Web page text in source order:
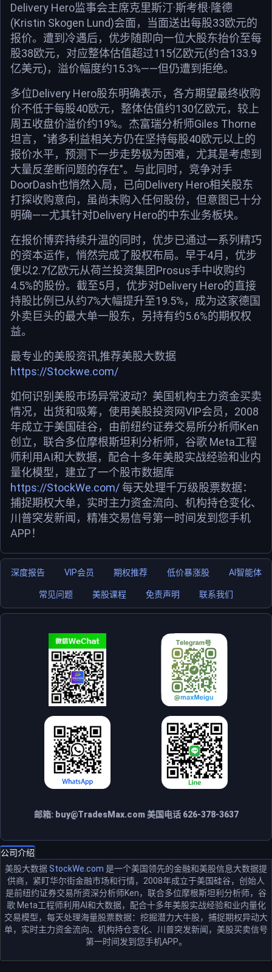
Delivery Hero监事会主席克里斯汀·斯考根·隆德
(Kristin Skogen Lund)会面，当面送出每股33欧元的
报价。遭到冷遇后，优步随即向一位大股东抬价至每
股38欧元，对应整体估值超过115亿欧元(约合133.9
亿美元)，溢价幅度约15.3%——但仍遭到拒绝。
多位Delivery Hero股东明确表示，各方期望最终收购
价不低于每股40欧元，整体估值约130亿欧元，较上
周五收盘价溢价约19%。杰富瑞分析师Giles Thorne
坦言，"诸多利益相关方仍在坚持每股40欧元以上的
报价水平，预测下一步走势极为困难，尤其是考虑到
大量反垄断问题的存在"。与此同时，竞争对手
DoorDash也悄然入局，已向Delivery Hero相关股东
打探收购意向，虽尚未购入任何股份，但意图已十分
明确——尤其针对Delivery Hero的中东业务板块。
在报价博弈持续升温的同时，优步已通过一系列精巧
的资本运作，悄然完成了股权布局。早于4月，优步
便以2.7亿欧元从荷兰投资集团Prosus手中收购约
4.5%的股份。截至5月，优步对Delivery Hero的直接
持股比例已从约7%大幅提升至19.5%，成为这家德国
外卖巨头的最大单一股东，另持有约5.6%的期权权
益。
最专业的美股资讯,推荐美股大数据
https://Stockwe.com/
如何识别美股市场异常波动？美国机构主力资金买卖
情况，出货和吸筹，使用美股投资网VIP会员，2008
年成立于美国硅谷，由前纽约证券交易所分析师Ken
创立，联合多位摩根斯坦利分析师，谷歌 Meta工程
师利用AI和大数据，配合十多年美股实战经验和业内
量化模型，建立了一个股市数据库
https://StockWe.com/每天处理千万级股票数据：
捕捉期权大单，实时主力资金流向、机构持仓变化、
川普突发新闻，精准交易信号第一时间发到您手机
APP！
深度报告 VIP会员 期权推荐 低价暴涨股 AI智能体
常见问题 美股课程 免责声明 联系我们
邮箱: buy@TradesMax.com美国电话 626-378-3637
公司介绍
美股大数据StockWe.com 是一个美国领先的金融和美股信息大数据提
供商，紧盯华尔街金融市场和行情，2008年成立于美国硅谷，创始人
是前纽约证券交易所资深分析师Ken，联合多位摩根斯坦利分析师，谷
歌 Meta工程师利用AI和大数据，配合十多年美股实战经验和业内量化
交易模型，每天处理海量股票数据：挖掘潜力大牛股，捕捉期权异动大
单，实时主力资金流向、机构持仓变化、川普突发新闻，美股买卖信号
第一时间发到您手机APP。